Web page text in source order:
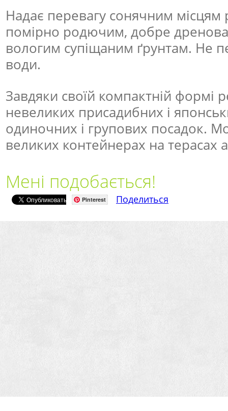
Надає перевагу сонячним місцям
помірно родючим, добре
вологим супіщаним ґрунтам. Не
води.
Завдяки своїй компактній формі
невеликих присадибних і
одиночних і групових посадок.
великих контейнерах на терасах
Мені подобається!
Pinterest Поделиться